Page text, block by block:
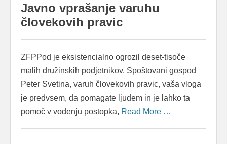
Javno vprašanje varuhu
človekovih pravic
ZFPPod je eksistencialno ogrozil deset-tisoče
malih družinskih podjetnikov. Spoštovani gospod
Peter Svetina, varuh človekovih pravic, vaša vloga
je predvsem, da pomagate ljudem in je lahko ta
pomoč v vodenju postopka, Read More …